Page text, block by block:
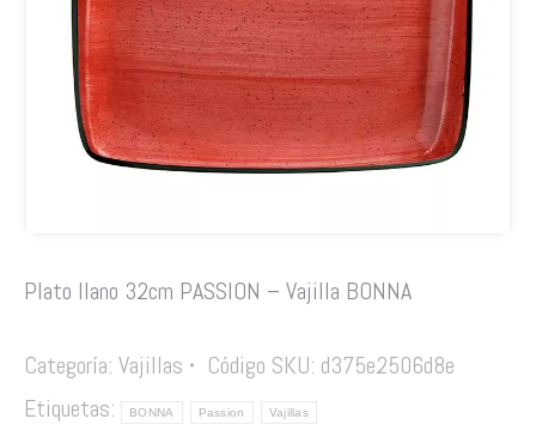
Plato llano 32cm PASSION – Vajilla BONNA
Categoría: Vajillas Código SKU: d375e2506d8e
Etiquetas:
BONNA Passion Vajillas